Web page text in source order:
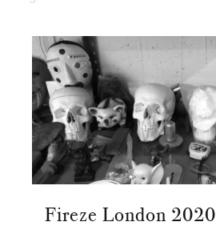
Fireze London 2020